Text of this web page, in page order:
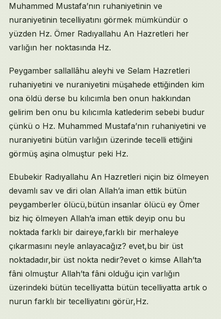
Muhammed Mustafa’nın ruhaniyetinin ve
nuraniyetinin tecelliyatını görmek mümkündür o
yüzden Hz. Ömer Radıyallahu An Hazretleri her
varlığın her noktasında Hz.
Peygamber sallallâhu aleyhi ve Selam Hazretleri
ruhaniyetini ve nuraniyetini müşahede ettiğinden kim
ona öldü derse bu kılıcımla ben onun hakkından
gelirim ben onu bu kılıcımla katlederim sebebi budur
çünkü o Hz. Muhammed Mustafa’nın ruhaniyetini ve
nuraniyetini bütün varlığın üzerinde tecelli ettiğini
görmüş aşina olmuştur peki Hz.
Ebubekir Radıyallahu An Hazretleri niçin biz ölmeyen
devamlı sav ve diri olan Allah’a iman ettik bütün
peygamberler ölücü,bütün insanlar ölücü ey Ömer
biz hiç ölmeyen Allah’a iman ettik deyip onu bu
noktada farklı bir daireye,farklı bir merhaleye
çıkarmasını neyle anlayacağız? evet,bu bir üst
noktadadır,bir üst nokta nedir?evet o kimse Allah’ta
fâni olmuştur Allah’ta fâni olduğu için varlığın
üzerindeki bütün tecelliyatta bütün tecelliyatta artık o
nurun farklı bir tecelliyatını görür,Hz.